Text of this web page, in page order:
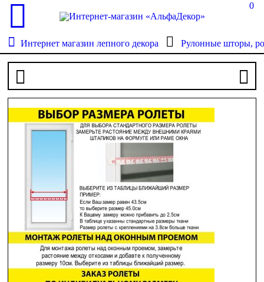
0
Интернет магазин лепного декора Рулонные шторы,